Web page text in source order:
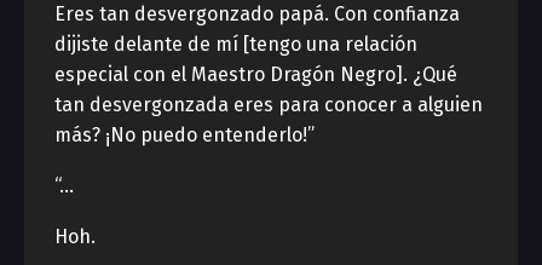
Eres tan desvergonzado papá. Con confianza
dijiste delante de mí [tengo una relación
especial con el Maestro Dragón Negro]. ¿Qué
tan desvergonzada eres para conocer a alguien
más? ¡No puedo entenderlo!”
“…
Hoh.